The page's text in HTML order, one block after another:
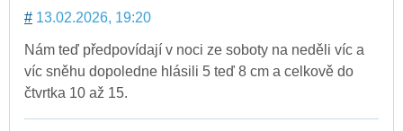
# 13.02.2026, 19:20
Nám teď předpovídají v noci ze soboty na neděli víc a
víc sněhu dopoledne hlásili 5 teď 8 cm a celkově do
čtvrtka 10 až 15.